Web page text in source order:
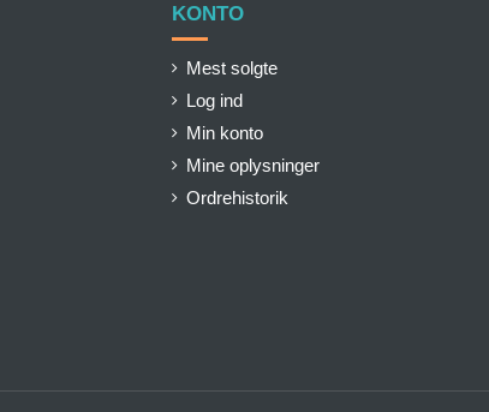
KONTO
Mest solgte
Log ind
Min konto
Mine oplysninger
Ordrehistorik